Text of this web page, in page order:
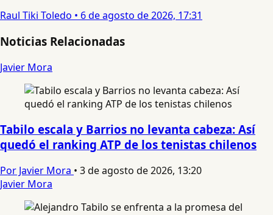
Raul Tiki Toledo • 6 de agosto de 2026, 17:31
Noticias Relacionadas
Javier Mora
Tabilo escala y Barrios no levanta cabeza: Así
quedó el ranking ATP de los tenistas chilenos
Por Javier Mora • 3 de agosto de 2026, 13:20
Javier Mora